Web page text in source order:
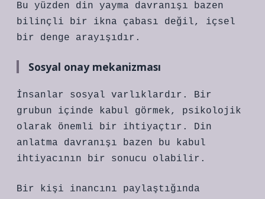
Bu yüzden din yayma davranışı bazen
bilinçli bir ikna çabası değil, içsel
bir denge arayışıdır.
Sosyal onay mekanizması
İnsanlar sosyal varlıklardır. Bir
grubun içinde kabul görmek, psikolojik
olarak önemli bir ihtiyaçtır. Din
anlatma davranışı bazen bu kabul
ihtiyacının bir sonucu olabilir.
Bir kişi inancını paylaştığında